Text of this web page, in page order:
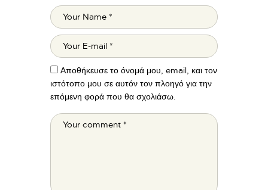
Αποθήκευσε το όνομά μου, email, και τον
ιστότοπο μου σε αυτόν τον πλοηγό για την
επόμενη φορά που θα σχολιάσω.